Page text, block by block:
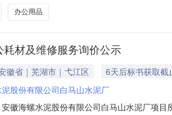
办公用品
材及维修服务询价公示
徽省｜芜湖市｜弋江区
6天后标书获取截
股份有限公司白马山水泥厂
徽海螺水泥股份有限公司白马山水泥厂项